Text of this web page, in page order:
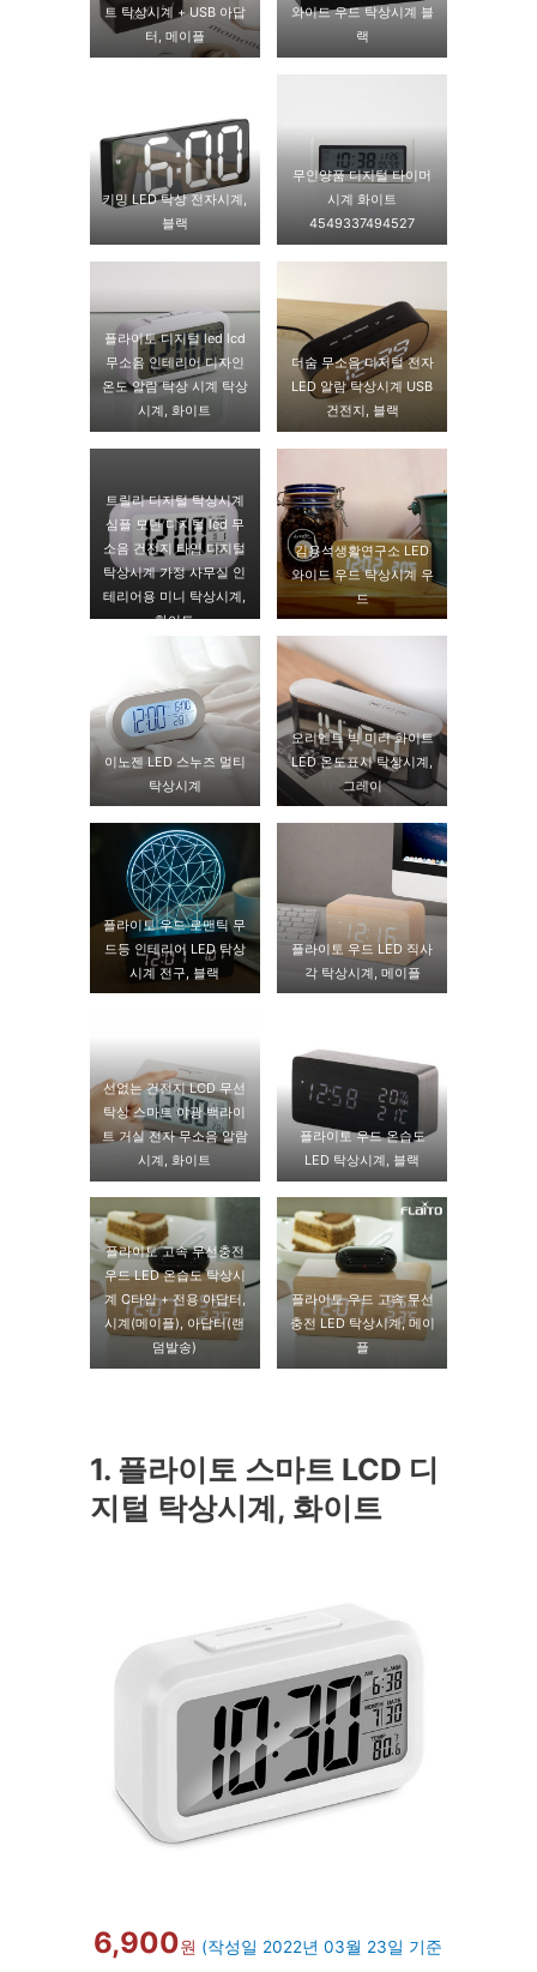
트 탁상시계 + USB 아답
터, 메이플
와이드 우드 탁상시계 블
랙
키밍 LED 탁상 전자시계,
블랙
무인양품 디지털 타이머
시계 화이트
4549337494527
플라이토 디지털 led lcd
무소음 인테리어 디자인
온도 알람 탁상 시계 탁상
시계, 화이트
더숨 무소음 디지털 전자
LED 알람 탁상시계 USB
건전지, 블랙
트릴리 디지털 탁상시계
심플 모던 디지털 led 무
소음 건전지 타입 디지털
탁상시계 가정 사무실 인
테리어용 미니 탁상시계,
화이트
김용석생활연구소 LED
와이드 우드 탁상시계 우
드
이노젠 LED 스누즈 멀티
탁상시계
오리엔트 빅 미러 화이트
LED 온도표시 탁상시계,
그레이
플라이토 우드 로맨틱 무
드등 인테리어 LED 탁상
시계 전구, 블랙
플라이토 우드 LED 직사
각 탁상시계, 메이플
선없는 건전지 LCD 무선
탁상 스마트 야광 백라이
트 거실 전자 무소음 알람
시계, 화이트
플라이토 우드 온습도
LED 탁상시계, 블랙
플라이토 고속 무선충전
우드 LED 온습도 탁상시
계 C타입 + 전용 아답터,
시계(메이플), 아답터(랜
덤발송)
플라이토 우드 고속 무선
충전 LED 탁상시계, 메이
플
1. 플라이토 스마트 LCD 디
지털 탁상시계, 화이트
6,900원 (작성일 2022년 03월 23일 기준